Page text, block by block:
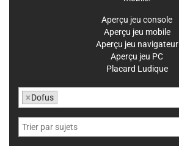
Aperçu jeu console
Aperçu jeu mobile
Aperçu jeu navigateur
Aperçu jeu PC
Placard Ludique
×Dofus